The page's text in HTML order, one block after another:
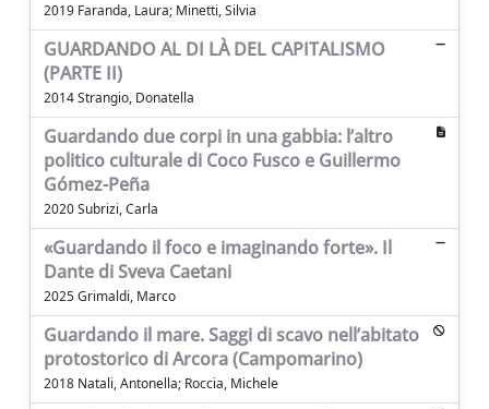
2019 Faranda, Laura; Minetti, Silvia
GUARDANDO AL DI LÀ DEL CAPITALISMO
(PARTE II)
2014 Strangio, Donatella
Guardando due corpi in una gabbia: l’altro
politico culturale di Coco Fusco e Guillermo
Gómez-Peña
2020 Subrizi, Carla
«Guardando il foco e imaginando forte». Il
Dante di Sveva Caetani
2025 Grimaldi, Marco
Guardando il mare. Saggi di scavo nell’abitato
protostorico di Arcora (Campomarino)
2018 Natali, Antonella; Roccia, Michele